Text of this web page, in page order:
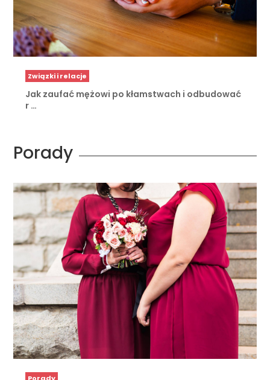
Związki i relacje
Jak zaufać mężowi po kłamstwach i odbudować
r …
Porady